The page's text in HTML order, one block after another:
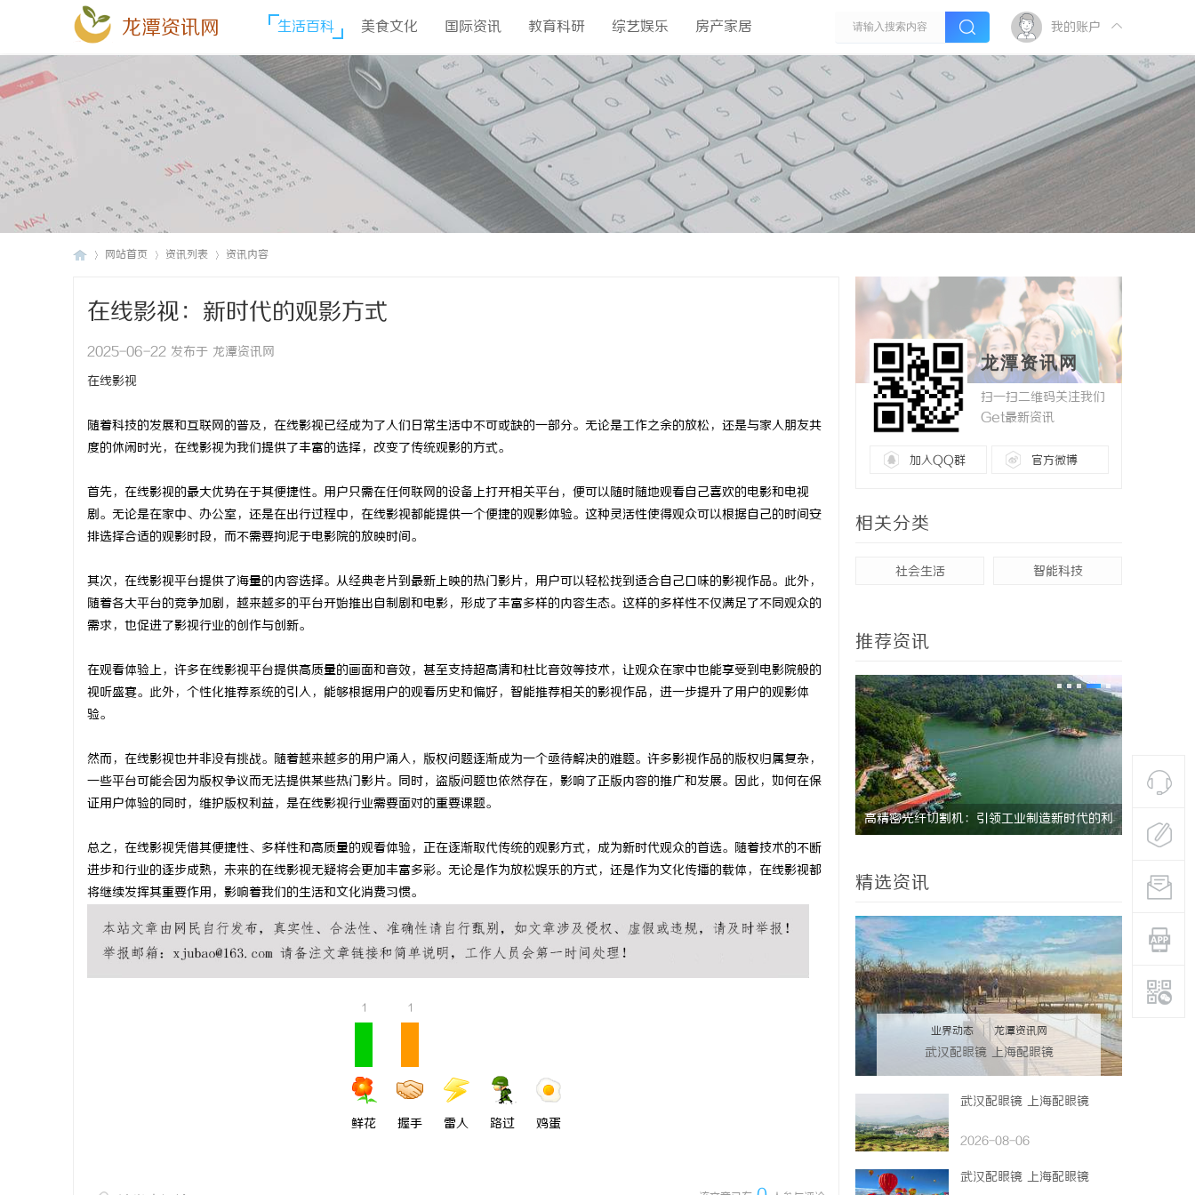
龙潭资讯网 生活百科 美食文化 国际资讯 教育科研 综艺娱乐 房产家居 我的账户
网站首页 资讯列表 资讯内容
在线影视：新时代的观影方式
2025-06-22 发布于 龙潭资讯网
在线影视
随着科技的发展和互联网的普及，在线影视已经成为了人们日常生活中不可或缺的一部分。无论是工作之余的放松，还是与家人朋友共
度的休闲时光，在线影视为我们提供了丰富的选择，改变了传统观影的方式。
首先，在线影视的最大优势在于其便捷性。用户只需在任何联网的设备上打开相关平台，便可以随时随地观看自己喜欢的电影和电视
剧。无论是在家中、办公室，还是在出行过程中，在线影视都能提供一个便捷的观影体验。这种灵活性使得观众可以根据自己的时间安
排选择合适的观影时段，而不需要拘泥于电影院的放映时间。
其次，在线影视平台提供了海量的内容选择。从经典老片到最新上映的热门影片，用户可以轻松找到适合自己口味的影视作品。此外，
随着各大平台的竞争加剧，越来越多的平台开始推出自制剧和电影，形成了丰富多样的内容生态。这样的多样性不仅满足了不同观众的
需求，也促进了影视行业的创作与创新。
在观看体验上，许多在线影视平台提供高质量的画面和音效，甚至支持超高清和杜比音效等技术，让观众在家中也能享受到电影院般的
视听盛宴。此外，个性化推荐系统的引入，能够根据用户的观看历史和偏好，智能推荐相关的影视作品，进一步提升了用户的观影体
验。
然而，在线影视也并非没有挑战。随着越来越多的用户涌入，版权问题逐渐成为一个亟待解决的难题。许多影视作品的版权归属复杂，
一些平台可能会因为版权争议而无法提供某些热门影片。同时，盗版问题也依然存在，影响了正版内容的推广和发展。因此，如何在保
证用户体验的同时，维护版权利益，是在线影视行业需要面对的重要课题。
总之，在线影视凭借其便捷性、多样性和高质量的观看体验，正在逐渐取代传统的观影方式，成为新时代观众的首选。随着技术的不断
进步和行业的逐步成熟，未来的在线影视无疑将会更加丰富多彩。无论是作为放松娱乐的方式，还是作为文化传播的载体，在线影视都
将继续发挥其重要作用，影响着我们的生活和文化消费习惯。
1
鲜花
1
握手 雷人 路过 鸡蛋
龙潭资讯网
扫一扫二维码关注我们
Get最新资讯
加入QQ群 官方微博
相关分类
社会生活 智能科技
推荐资讯
及其使用指南
高精密光纤切割机：引领工业制造新时代的利 武汉配眼
精选资讯
业界动态 | 龙潭资讯网
武汉配眼镜 上海配眼镜
武汉配眼镜 上海配眼镜
2026-08-06
武汉配眼镜 上海配眼镜